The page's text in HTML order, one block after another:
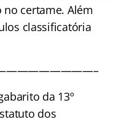
certame. Além
classificatória
da 13º
dos